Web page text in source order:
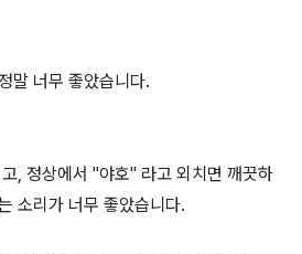
말 너무 좋았습니다.
, 정상에서 "야호" 라고 외치면 깨끗하
소리가 너무 좋았습니다.